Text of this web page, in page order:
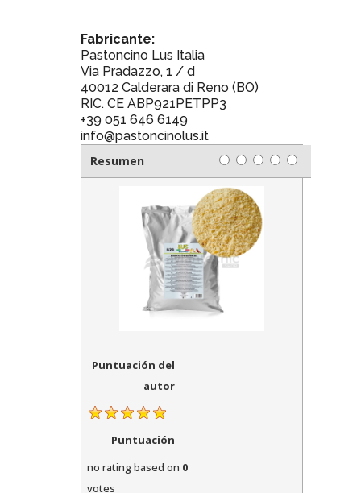
Fabricante:
Pastoncino Lus Italia
Via Pradazzo, 1 / d
40012 Calderara di Reno (BO)
RIC. CE ABP921PETPP3
+39 051 646 6149
info@pastoncinolus.it
Resumen
Puntuación del
autor
Puntuación
no ratingbased on 0
votes